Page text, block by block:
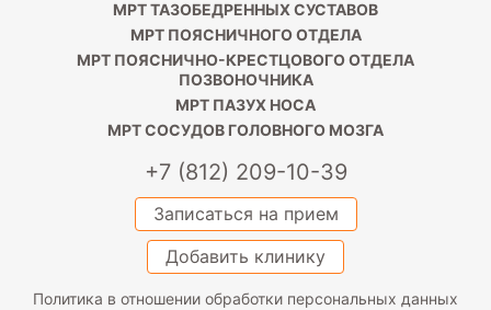
МРТ ТАЗОБЕДРЕННЫХ СУСТАВОВ
МРТ ПОЯСНИЧНОГО ОТДЕЛА
МРТ ПОЯСНИЧНО-КРЕСТЦОВОГО ОТДЕЛА
ПОЗВОНОЧНИКА
МРТ ПАЗУХ НОСА
МРТ СОСУДОВ ГОЛОВНОГО МОЗГА
+7 (812) 209-10-39
Записаться на прием
Добавить клинику
Политика в отношении обработки персональных данных